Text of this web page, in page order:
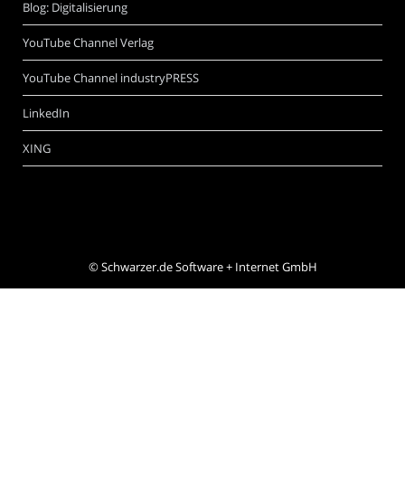
Blog: Digitalisierung
YouTube Channel Verlag
YouTube Channel industryPRESS
LinkedIn
XING
©Schwarzer.de Software + Internet GmbH